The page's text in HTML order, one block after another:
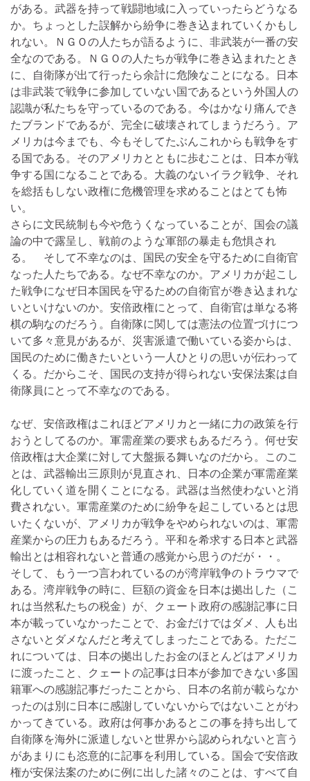
がある。武器を持って戦闘地域に入っていったらどうなる
か。ちょっとした誤解から紛争に巻き込まれていくかもし
れない。ＮＧＯの人たちが語るように、非武装が一番の安
全なのである。ＮＧＯの人たちが戦争に巻き込まれたとき
に、自衛隊が出て行ったら余計に危険なことになる。日本
は非武装で戦争に参加していない国であるという外国人の
認識が私たちを守っているのである。今はかなり痛んでき
たブランドであるが、完全に破壊されてしまうだろう。ア
メリカは今までも、今もそしてたぶんこれからも戦争をす
る国である。そのアメリカとともに歩むことは、日本が戦
争する国になることである。大義のないイラク戦争、それ
を総括もしない政権に危機管理を求めることはとても怖
い。
さらに文民統制も今や危うくなっていることが、国会の議
論の中で露呈し、戦前のような軍部の暴走も危惧され
る。 そして不幸なのは、国民の安全を守るために自衛官
なった人たちである。なぜ不幸なのか。アメリカが起こし
た戦争になぜ日本国民を守るための自衛官が巻き込まれな
いといけないのか。安倍政権にとって、自衛官は単なる将
棋の駒なのだろう。自衛隊に関しては憲法の位置づけにつ
いて多々意見があるが、災害派遣で働いている姿からは、
国民のために働きたいという一人ひとりの思いが伝わって
くる。だからこそ、国民の支持が得られない安保法案は自
衛隊員にとって不幸なのである。
なぜ、安倍政権はこれほどアメリカと一緒に力の政策を行
おうとしてるのか。軍需産業の要求もあるだろう。何せ安
倍政権は大企業に対して大盤振る舞いなのだから。このこ
とは、武器輸出三原則が見直され、日本の企業が軍需産業
化していく道を開くことになる。武器は当然使わないと消
費されない。軍需産業のために紛争を起こしているとは思
いたくないが、アメリカが戦争をやめられないのは、軍需
産業からの圧力もあるだろう。平和を希求する日本と武器
輸出とは相容れないと普通の感覚から思うのだが・・。
そして、もう一つ言われているのが湾岸戦争のトラウマで
ある。湾岸戦争の時に、巨額の資金を日本は拠出した（こ
れは当然私たちの税金）が、クェート政府の感謝記事に日
本が載っていなかったことで、お金だけではダメ、人も出
さないとダメなんだと考えてしまったことである。ただこ
れについては、日本の拠出したお金のほとんどはアメリカ
に渡ったこと、クェートの記事は日本が参加できない多国
籍軍への感謝記事だったことから、日本の名前が載らなか
ったのは別に日本に感謝していないからではないことがわ
かってきている。政府は何事かあるとこの事を持ち出して
自衛隊を海外に派遣しないと世界から認められないと言う
があまりにも恣意的に記事を利用している。国会で安倍政
権が安保法案のために例に出した諸々のことは、すべて自